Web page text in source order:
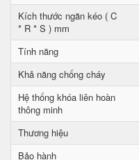
Kích thước ngăn kéo ( C
* R * S ) mm
Tính năng
Khả năng chống cháy
Hệ thống khóa liên hoàn
thông minh
Thương hiệu
Bảo hành